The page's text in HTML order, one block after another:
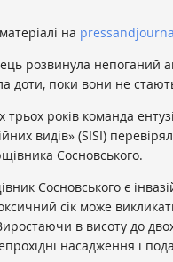
на
розвинула непоганий
доти, поки вони не
років команда
видів» (SISI)
Сосновського.
Сосновського є
сік може
в висоту до
насадження і